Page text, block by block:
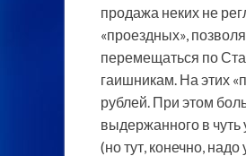
продажа неких не
«проездных»,
перемещаться по
гаишникам. На этих
рублей. При этом
выдержанного в
(но тут, конечно,